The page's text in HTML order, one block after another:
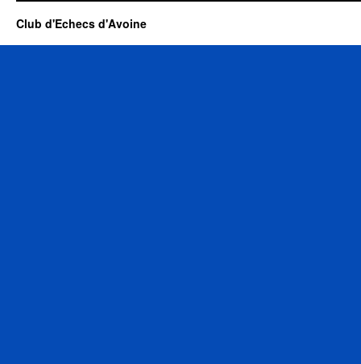
Club d'Echecs d'Avoine